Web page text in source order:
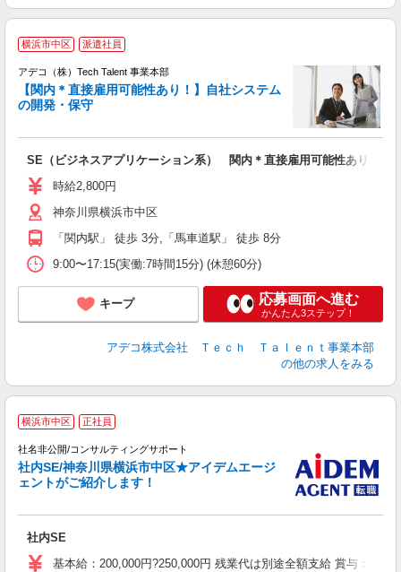
横浜市中区 派遣社員
アデコ（株）Tech Talent 事業本部
【関内＊直接雇用可能性あり！】自社システム
の開発・保守
SE（ビジネスアプリケーション系） 関内＊直接雇用可能性あり！
時給2,800円
神奈川県横浜市中区
「関内駅」 徒歩 3分,「馬車道駅」 徒歩 8分
9:00〜17:15(実働:7時間15分) (休憩60分)
キープ 応募画面へ進む
かんたん3ステップ！
アデコ株式会社 Ｔｅｃｈ Ｔａｌｅｎｔ事業本部
の他の求人をみる
横浜市中区 正社員
社名非公開/コンサルティングサポート
社内SE/神奈川県横浜市中区★アイデムエージ
ェントがご紹介します！
社内SE
基本給：200,000円?250,000円 残業代は別途全額支給 賞与：年